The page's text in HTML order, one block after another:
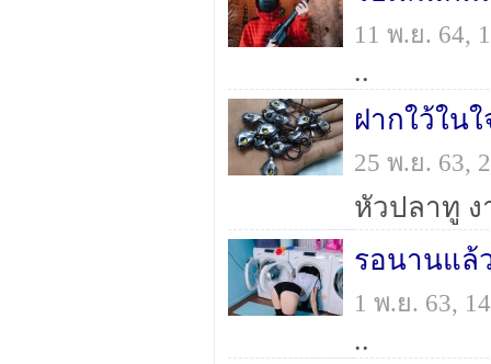
11 พ.ย. 64,
..
ฝากใว้ใน
25 พ.ย. 63,
หัวปลาทู
รอนานแล้
1 พ.ย. 63,
..